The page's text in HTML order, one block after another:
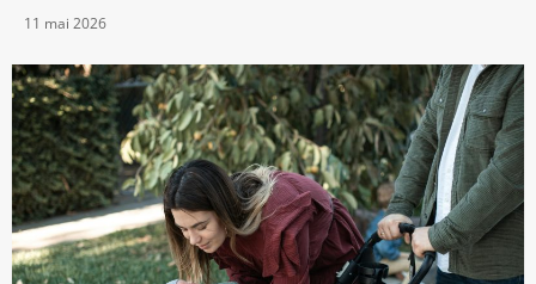
11 mai 2026